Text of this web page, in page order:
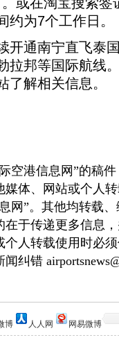
约为7个工作日。
通南宁直飞泰
拉邦等国际航线
了解相关信息。
港信息网”的稿件
体、网站或个人
网”。其他均转载
于传递更多信息
人转载使用时必
纠错
博 人人网 网易微博